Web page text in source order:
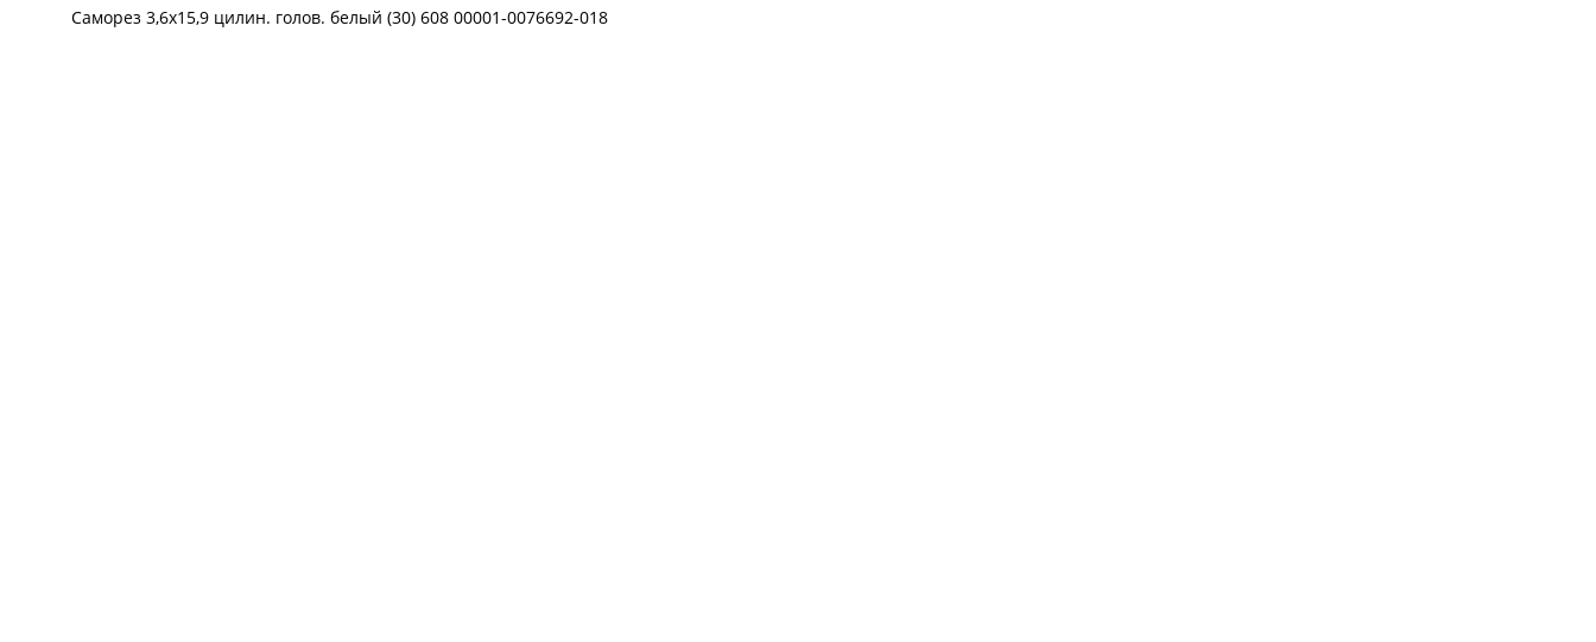
Саморез 3,6х15,9 цилин. голов. белый (30) 608 00001-0076692-018